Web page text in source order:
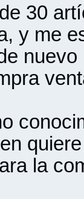
30
y me
la